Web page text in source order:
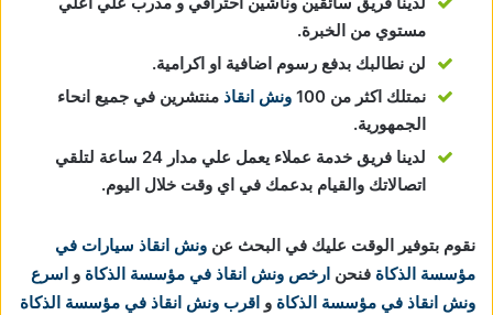
مستوي من الخبرة.
لن نطالبك بدفع رسوم اضافية او اكرامية.
نمتلك اكثر من 100
ونش انقاذ منتشرين في جميع انحاء
الجمهورية.
لدينا فريق خدمة عملاء يعمل علي مدار 24 ساعة لتلقي
اتصالاتك والقيام بدعمك في اي وقت خلال اليوم.
نقوم بتوفير الوقت عليك في البحث عن ونش انقاذ سيارات في
مؤسسة الذكاة فنحن ارخص ونش انقاذ في مؤسسة الذكاة و اسرع
ونش انقاذ في مؤسسة الذكاة و اقرب ونش انقاذ في مؤسسة الذكاة